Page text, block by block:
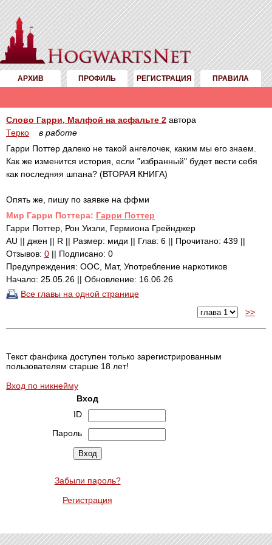
АРХИВ ПРОФИЛЬ РЕГИСТРАЦИЯ ПРАВИЛА
Слово Гарри, Малфой на асфальте 2 автора
Терко
в работе
Гарри Поттер далеко не такой ангелочек, каким мы его знаем.
Как же изменится история, если "избранный" будет вести себя
как последняя шпана? (ВТОРАЯ КНИГА)
Опять же, пишу по заявке на ффми
Mир Гарри Поттера: Гарри Поттер
Гарри Поттер, Рон Уизли, Гермиона Грейнджер
AU || джен || R || Размер: миди || Глав: 6 || Прочитано: 439 ||
Отзывов: 0 || Подписано: 0
Предупреждения: ООС, Мат, Употребление наркотиков
Начало: 25.05.26 || Обновление: 16.06.26
Все главы на одной странице
>>
Текст фанфика доступен только зарегистрированным
пользователям старше 18 лет!
Вход по никнейму
Вход
ID
Пароль
Забыли пароль?
Регистрация